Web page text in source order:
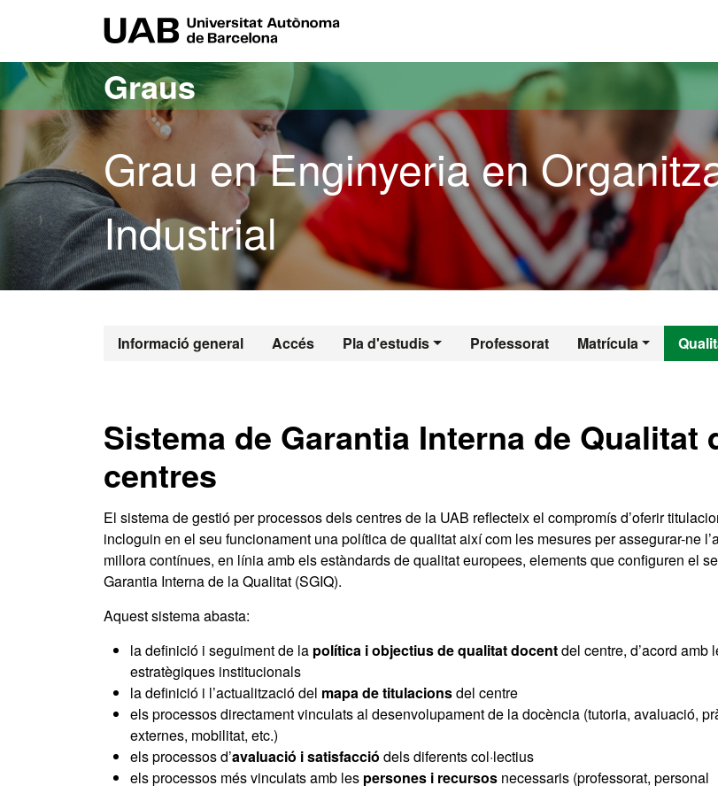
Graus
Grau en Enginyeria en
Industrial
Informació general Accés Pla d'estudis Professorat Matrícula
Grau en Enginyeria en
Sistema de Garantia Interna de Qualitat
centres
El sistema de gestió per processos dels centres de la UAB reflecteix el compromís d’oferir
incloguin en el seu funcionament una política de qualitat així com les mesures per assegurar-ne
millora contínues, en línia amb els estàndards de qualitat europees, elements que configuren el
Garantia Interna de la Qualitat (SGIQ).
Aquest sistema abasta:
la definició i seguiment de la política i objectius de qualitat docentdel centre, d’acord amb
estratègiques institucionals
la definició i l’actualització del mapa de titulacionsdel centre
els processos directament vinculats al desenvolupament de la docència (tutoria, avaluació,
externes, mobilitat, etc.)
els processos d’avaluació i satisfacció dels diferents col·lectius
els processos més vinculats amb les persones i recursos necessaris (professorat, personal